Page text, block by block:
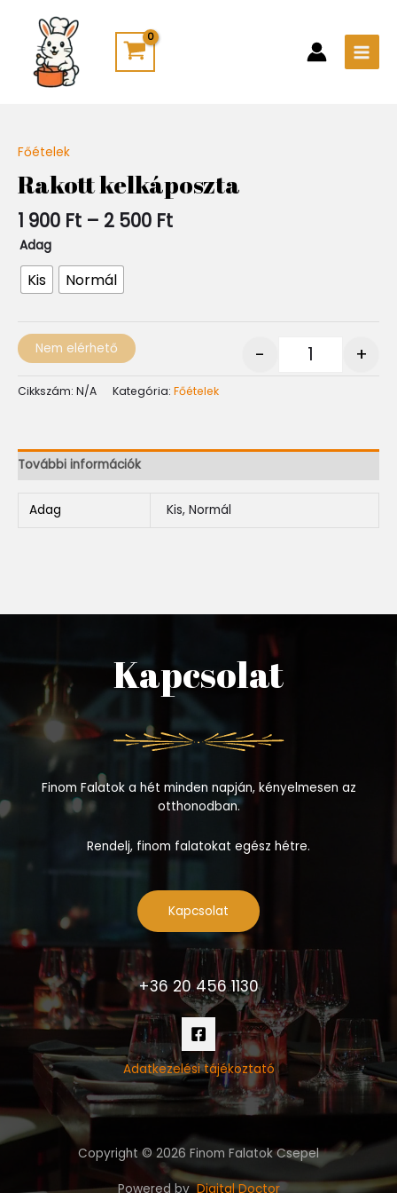
content
Főételek
Rakott kelkáposzta
1 900 Ft – 2 500 Ft
900 Ft
-
2
Adag
Kis Normál
- +
Nem elérhető
Cikkszám: N/A Kategória: Főételek
További információk
Adag Kis, Normál
Kapcsolat
Finom Falatok a hét minden napján, kényelmesen az
otthonodban.
Rendelj, finom falatokat egész hétre.
Kapcsolat
+36 20 456 1130
Adatkezelési tájékoztató
Copyright © 2026 Finom Falatok Csepel
Powered byDigital Doctor